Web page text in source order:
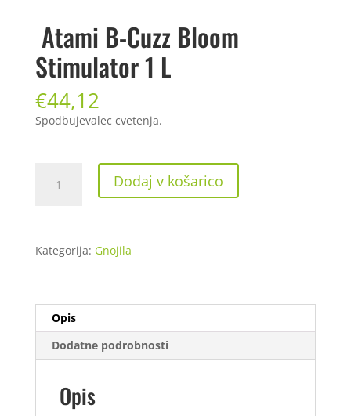
Atami B-Cuzz Bloom
Stimulator 1 L
€44,12
Spodbujevalec cvetenja.
Stimulator
1
Dodaj v košarico
Kategorija: Gnojila
Opis
Dodatne podrobnosti
Opis